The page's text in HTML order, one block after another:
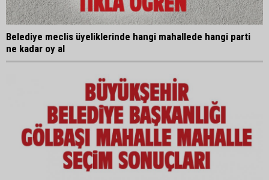
Belediye meclis üyeliklerinde hangi mahallede hangi parti
ne kadar oy al